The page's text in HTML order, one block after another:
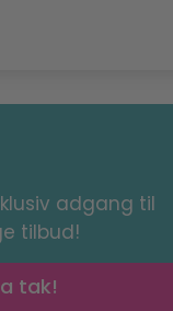
adgang til
tilbud!
tak!